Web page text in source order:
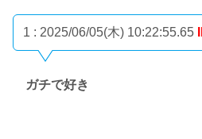
1 : 2025/06/05(木) 10:22:55.65
ガチで好き